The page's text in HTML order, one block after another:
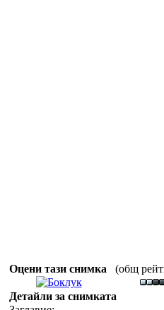
Оцени тази снимка
(общ
Детайли за снимката